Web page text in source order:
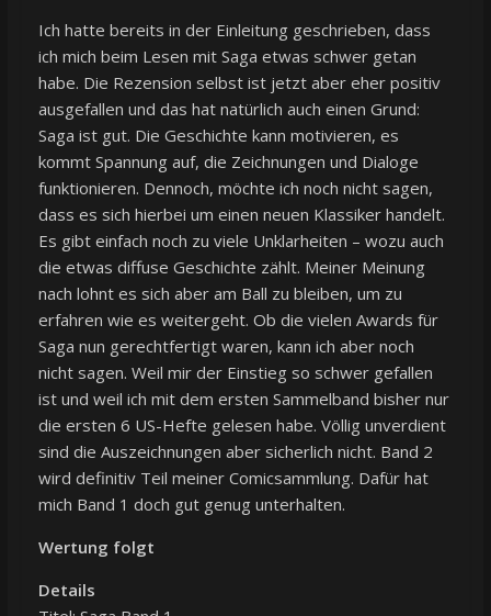
Ich hatte bereits in der Einleitung geschrieben, dass
ich mich beim Lesen mit Saga etwas schwer getan
habe. Die Rezension selbst ist jetzt aber eher positiv
ausgefallen und das hat natürlich auch einen Grund:
Saga ist gut. Die Geschichte kann motivieren, es
kommt Spannung auf, die Zeichnungen und Dialoge
funktionieren. Dennoch, möchte ich noch nicht sagen,
dass es sich hierbei um einen neuen Klassiker handelt.
Es gibt einfach noch zu viele Unklarheiten – wozu auch
die etwas diffuse Geschichte zählt. Meiner Meinung
nach lohnt es sich aber am Ball zu bleiben, um zu
erfahren wie es weitergeht. Ob die vielen Awards für
Saga nun gerechtfertigt waren, kann ich aber noch
nicht sagen. Weil mir der Einstieg so schwer gefallen
ist und weil ich mit dem ersten Sammelband bisher nur
die ersten 6 US-Hefte gelesen habe. Völlig unverdient
sind die Auszeichnungen aber sicherlich nicht. Band 2
wird definitiv Teil meiner Comicsammlung. Dafür hat
mich Band 1 doch gut genug unterhalten.
Wertung folgt
Details